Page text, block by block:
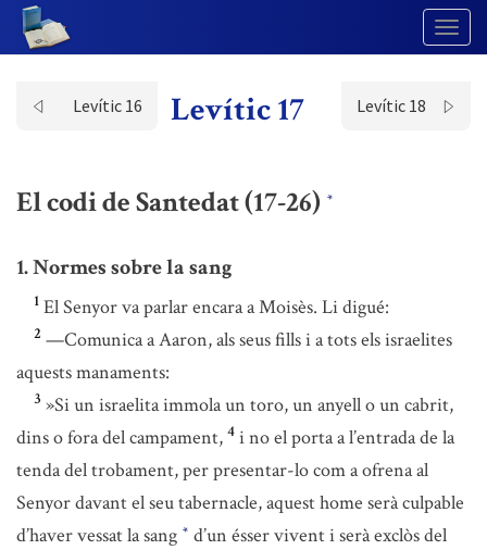
Levític 16 Levític 17 Levític 18
El codi de Santedat (17-26) *
1. Normes sobre la sang
1 El Senyor va parlar encara a Moisès. Li digué:
2 —Comunica a Aaron, als seus fills i a tots els israelites
aquests manaments:
3 »Si un israelita immola un toro, un anyell o un cabrit,
dins o fora del campament, 4 i no el porta a l’entrada de la
tenda del trobament, per presentar-lo com a ofrena al
Senyor davant el seu tabernacle, aquest home serà culpable
d’haver vessat la sang * d’un ésser vivent i serà exclòs del